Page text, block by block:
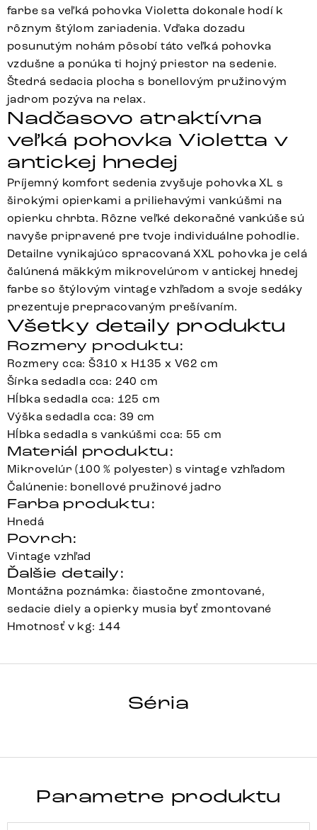
farbe sa veľká pohovka Violetta dokonale hodí k
rôznym štýlom zariadenia. Vďaka dozadu
posunutým nohám pôsobí táto veľká pohovka
vzdušne a ponúka ti hojný priestor na sedenie.
Štedrá sedacia plocha s bonellovým pružinovým
jadrom pozýva na relax.
Nadčasovo atraktívna
veľká pohovka Violetta v
antickej hnedej
Príjemný komfort sedenia zvyšuje pohovka XL s
širokými opierkami a priliehavými vankúšmi na
opierku chrbta. Rôzne veľké dekoračné vankúše sú
navyše pripravené pre tvoje individuálne pohodlie.
Detailne vynikajúco spracovaná XXL pohovka je celá
čalúnená mäkkým mikrovelúrom v antickej hnedej
farbe so štýlovým vintage vzhľadom a svoje sedáky
prezentuje prepracovaným prešívaním.
Všetky detaily produktu
Rozmery produktu:
Rozmery cca: Š310 x H135 x V62 cm
Šírka sedadla cca: 240 cm
Hĺbka sedadla cca: 125 cm
Výška sedadla cca: 39 cm
Hĺbka sedadla s vankúšmi cca: 55 cm
Materiál produktu:
Mikrovelúr (100 % polyester) s vintage vzhľadom
Čalúnenie: bonellové pružinové jadro
Farba produktu:
Hnedá
Povrch:
Vintage vzhľad
Ďalšie detaily:
Montážna poznámka: čiastočne zmontované,
sedacie diely a opierky musia byť zmontované
Hmotnosť v kg: 144
Séria
VIOLETTA
Parametre produktu